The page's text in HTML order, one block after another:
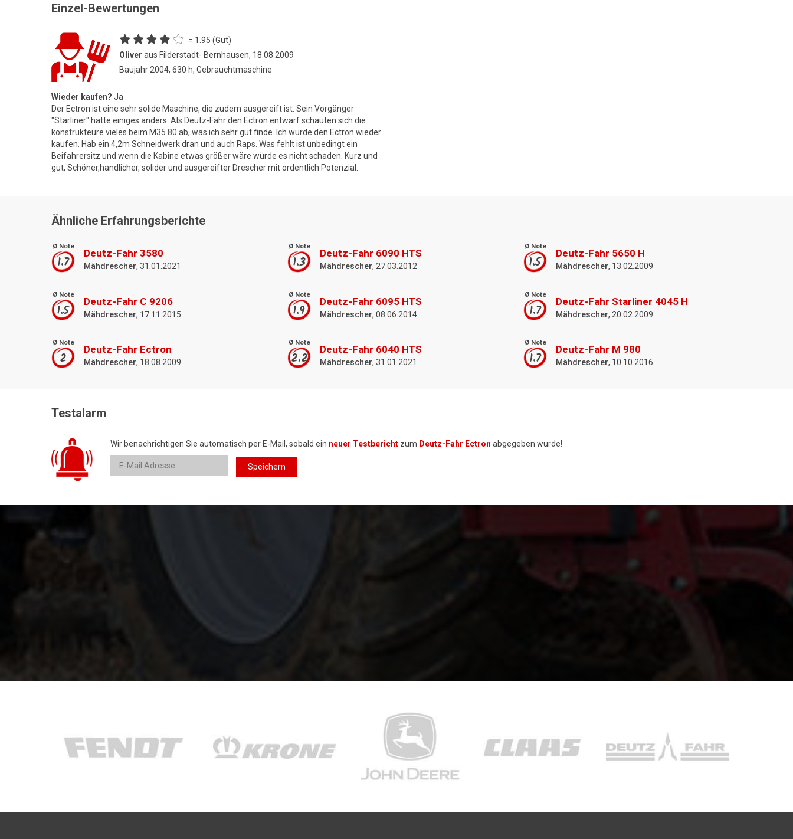
Einzel-Bewertungen
= 1.95 (Gut)
Oliver aus Filderstadt- Bernhausen, 18.08.2009
Baujahr 2004, 630 h, Gebrauchtmaschine
Wieder kaufen? Ja
Der Ectron ist eine sehr solide Maschine, die zudem ausgereift ist. Sein Vorgänger
"Starliner" hatte einiges anders. Als Deutz-Fahr den Ectron entwarf schauten sich die
konstrukteure vieles beim M35.80 ab, was ich sehr gut finde. Ich würde den Ectron wieder
kaufen. Hab ein 4,2m Schneidwerk dran und auch Raps. Was fehlt ist unbedingt ein
Beifahrersitz und wenn die Kabine etwas größer wäre würde es nicht schaden. Kurz und
gut, Schöner,handlicher, solider und ausgereifter Drescher mit ordentlich Potenzial.
Ähnliche Erfahrungsberichte
Ø Note
1.7
Deutz-Fahr 3580
Mähdrescher, 31.01.2021
Ø Note
1.3
Deutz-Fahr 6090 HTS
Mähdrescher, 27.03.2012
Ø Note
1.5
Deutz-Fahr 5650 H
Mähdrescher, 13.02.2009
Ø Note
1.5
Deutz-Fahr C 9206
Mähdrescher, 17.11.2015
Ø Note
1.9
Deutz-Fahr 6095 HTS
Mähdrescher, 08.06.2014
Ø Note
1.7
Deutz-Fahr Starliner 4045 H
Mähdrescher, 20.02.2009
Ø Note
2
Deutz-Fahr Ectron
Mähdrescher, 18.08.2009
Ø Note
2.2
Deutz-Fahr 6040 HTS
Mähdrescher, 31.01.2021
Ø Note
1.7
Deutz-Fahr M 980
Mähdrescher, 10.10.2016
Testalarm
Wir benachrichtigen Sie automatisch per E-Mail, sobald ein neuer Testbericht zum Deutz-Fahr Ectron abgegeben wurde!
Speichern